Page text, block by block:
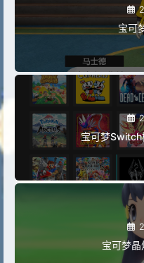
宝可
宝可梦Switch
宝可梦